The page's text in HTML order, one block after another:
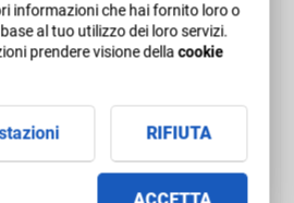
formativo: Collaviti Mezzanel
informazioni che hai fornito loro o
al tuo utilizzo dei loro servizi.
prendere visione dellacookie
RIFIUTA